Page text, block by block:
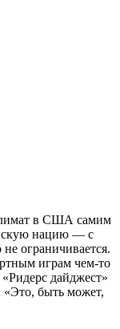
в США самим
нацию — с
ограничивается.
играм чем-то
дайджест»
«Это, быть может,